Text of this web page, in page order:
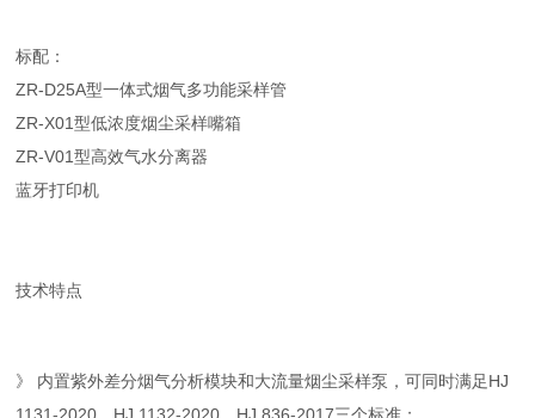
标配：
ZR-D25A型一体式烟气多功能采样管
ZR-X01型低浓度烟尘采样嘴箱
ZR-V01型高效气水分离器
蓝牙打印机
技术特点
》 内置紫外差分烟气分析模块和大流量烟尘采样泵，可同时满足HJ